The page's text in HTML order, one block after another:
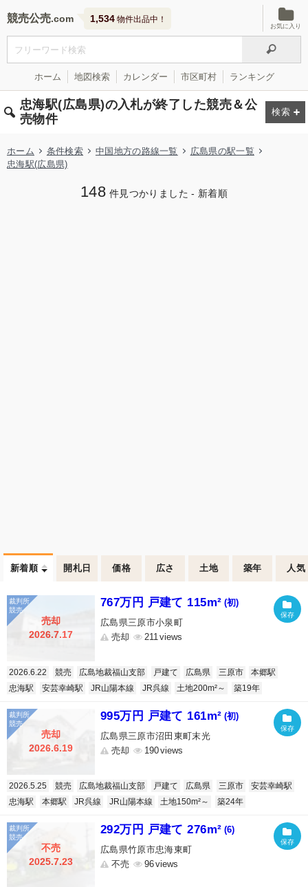
競売公売 1,534 物件出品中！
お気に入り
ホーム 地図検索 カレンダー 市区町村 ランキング
忠海駅(広島県)の入札が終了した競売＆公
売物件
ホーム 条件検索 中国地方の路線一覧
広島県の駅一覧
忠海駅(広島県)
148 件見つかりました - 新着順
新着順 開札日 価格 広さ 土地 築年 人気
売却
2026.7.17
767万円 戸建て 115m² (初)
広島県三原市小泉町
売却
211
2026.6.22 競売 広島地裁福山支部 戸建て 広島県 三原市
本郷駅
忠海駅
安芸幸崎駅 JR山陽本線 JR呉線 土地200m²～ 築19年
売却
2026.6.19
995万円 戸建て 161m² (初)
広島県三原市沼田東町末光
売却
190
2026.5.25 競売 広島地裁福山支部 戸建て 広島県 三原市
安芸幸崎駅
忠海駅
本郷駅 JR呉線 JR山陽本線 土地150m²～ 築24年
不売
2025.7.23
292万円 戸建て 276m² (6)
広島県竹原市忠海東町
不売
96